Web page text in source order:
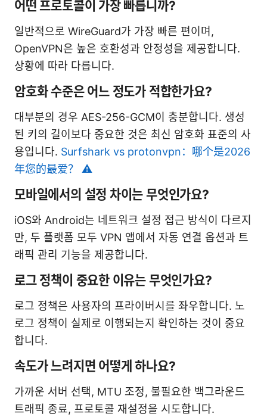
어떤 프로토콜이 가장 빠릅니까?
일반적으로 WireGuard가 가장 빠른 편이며,
OpenVPN은 높은 호환성과 안정성을 제공합니다.
상황에 따라 다릅니다.
암호화 수준은 어느 정도가 적합한가요?
대부분의 경우 AES-256-GCM이 충분합니다. 생성
된 키의 길이보다 중요한 것은 최신 암호화 표준의 사
용입니다. Surfshark vs protonvpn：哪个是2026
年您的最爱？ ⚠️
모바일에서의 설정 차이는 무엇인가요?
iOS와 Android는 네트워크 설정 접근 방식이 다르지
만, 두 플랫폼 모두 VPN 앱에서 자동 연결 옵션과 트
래픽 관리 기능을 제공합니다.
로그 정책이 중요한 이유는 무엇인가요?
로그 정책은 사용자의 프라이버시를 좌우합니다. 노
로그 정책이 실제로 이행되는지 확인하는 것이 중요
합니다.
속도가 느려지면 어떻게 하나요?
가까운 서버 선택, MTU 조정, 불필요한 백그라운드
트래픽 종료, 프로토콜 재설정을 시도합니다.